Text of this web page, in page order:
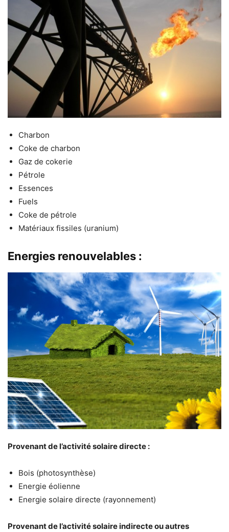
Charbon
Coke de charbon
Gaz de cokerie
Pétrole
Essences
Fuels
Coke de pétrole
Matériaux fissiles (uranium)
Energies renouvelables :
Provenant de l’activité solaire directe :
Bois (photosynthèse)
Energie éolienne
Energie solaire directe (rayonnement)
Provenant de l’activité solaire indirecte ou autres